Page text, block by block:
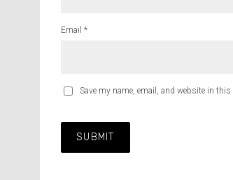
Email *
Save my name, email, and website in